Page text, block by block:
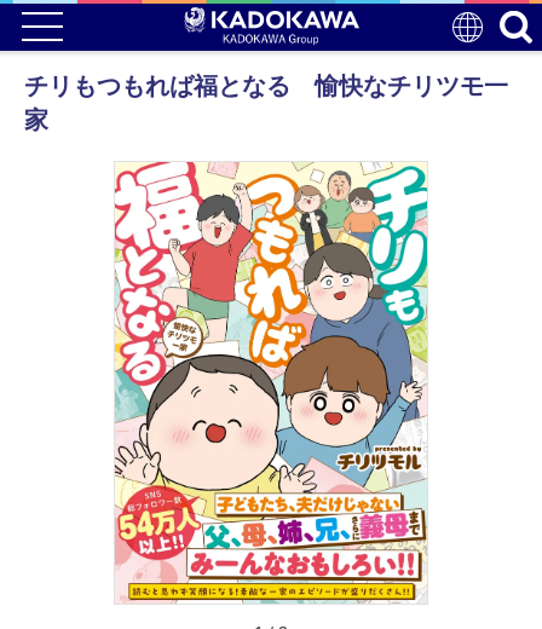
チリもつもれば福となる 愉快なチリツモ一
家